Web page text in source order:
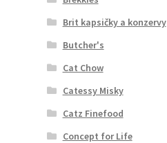
Brit kapsičky a konzervy
Butcher's
Cat Chow
Catessy Misky
Catz Finefood
Concept for Life